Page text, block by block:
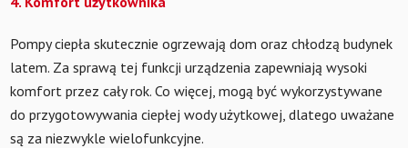
Pompy ciepła skutecznie ogrzewają dom oraz chłodzą budynek
latem. Za sprawą tej funkcji urządzenia zapewniają wysoki
komfort przez cały rok. Co więcej, mogą być wykorzystywane
do przygotowywania ciepłej wody użytkowej, dlatego uważane
są za niezwykle wielofunkcyjne.